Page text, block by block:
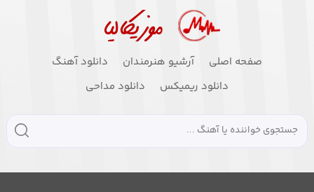
صفحه اصلی آرشیو هنرمندان
دانلود آهنگ
دانلود ریمیکس
دانلود مداحی